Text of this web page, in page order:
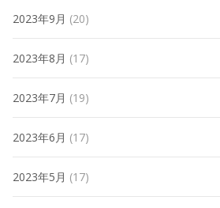
2023年9月 (20)
2023年8月 (17)
2023年7月 (19)
2023年6月 (17)
2023年5月 (17)